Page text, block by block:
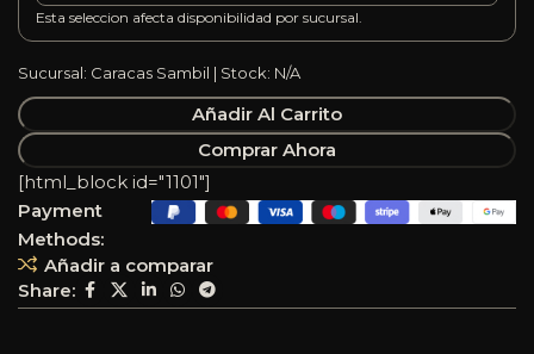
Esta seleccion afecta disponibilidad por sucursal.
Sucursal: Caracas Sambil | Stock: N/A
Añadir Al Carrito
Comprar Ahora
Añadir a comparar
Share:
[html_block id="1101"]
Payment
Methods: